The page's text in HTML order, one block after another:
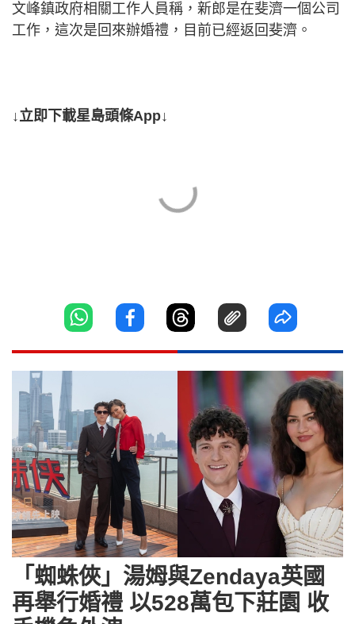
文峰鎮政府相關工作人員稱，新郎是在斐濟一個公司
工作，這次是回來辦婚禮，目前已經返回斐濟。
↓立即下載星島頭條App↓
「蜘蛛俠」湯姆與Zendaya英國
再舉行婚禮 以528萬包下莊園 收